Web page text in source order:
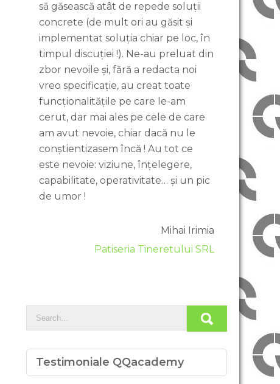
să găsească atât de repede soluții
concrete (de mult ori au găsit și
implementat soluția chiar pe loc, în
timpul discuției !). Ne-au preluat din
zbor nevoile și, fără a redacta noi
vreo specificație, au creat toate
funcționalitățile pe care le-am
cerut, dar mai ales pe cele de care
am avut nevoie, chiar dacă nu le
conștientizasem încă ! Au tot ce
este nevoie: viziune, înțelegere,
capabilitate, operativitate… și un pic
de umor !
Mihai Irimia
Patiseria Tineretului SRL
Testimoniale QQacademy